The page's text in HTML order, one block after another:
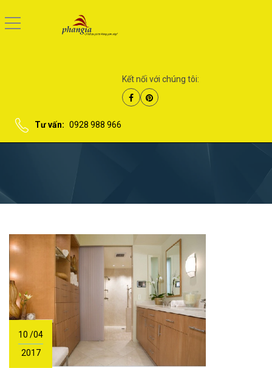
Kết nối với chúng tôi:
Tư vấn: 0928 988 966
10 /04
2017